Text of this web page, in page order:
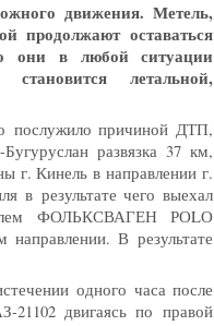
движения. Метель,
продолжают оставаться
они в любой ситуации
летальной,
послужило причиной ДТП,
развязка 37 км,
г. Кинель в направлении г.
в результате чего выехал
ФОЛЬКСВАГЕН РОLО
В результате
одного часа после
21102 двигаясь по правой